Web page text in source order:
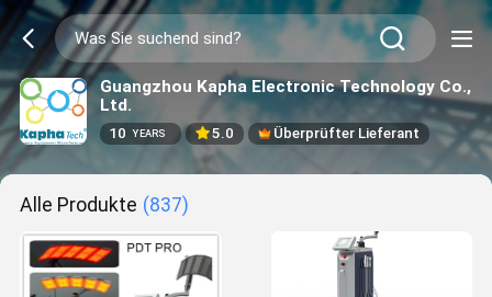
Guangzhou Kapha Electronic Technology Co.,
Ltd.
10 YEARS 5.0 Überprüfter Lieferant
Alle Produkte (837)